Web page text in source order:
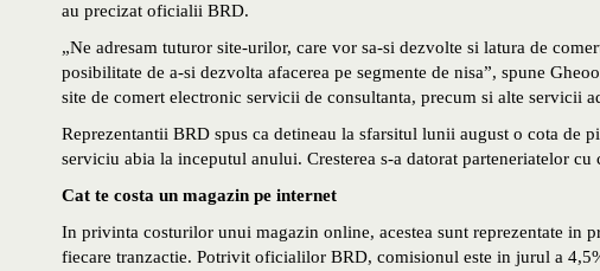
au precizat oficialii BRD.
„Ne adresam tuturor site-urilor, care vor sa-si dezvolte si latura de
posibilitate de a-si dezvolta afacerea pe segmente de nisa”, spune
site de comert electronic servicii de consultanta, precum si alte servicii
Reprezentantii BRD spus ca detineau la sfarsitul lunii august o cota de
serviciu abia la inceputul anului. Cresterea s-a datorat parteneriatelor
Cat te costa un magazin pe internet
In privinta costurilor unui magazin online, acestea sunt reprezentate in
fiecare tranzactie. Potrivit oficialilor BRD, comisionul este in jurul a